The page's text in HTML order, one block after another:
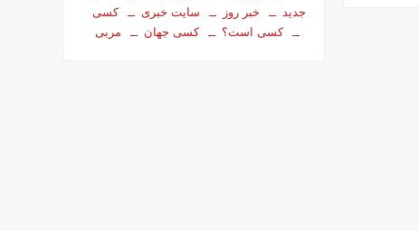
جدید
خبر روز سایت خبری
کسی
کسی است؟
کسی جهان مربی